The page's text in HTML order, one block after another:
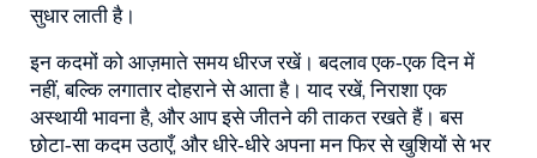
सुधार लाती है।
इन कदमों को आज़माते समय धीरज रखें। बदलाव एक‑एक दिन में
नहीं, बल्कि लगातार दोहराने से आता है। याद रखें, निराशा एक
अस्थायी भावना है, और आप इसे जीतने की ताकत रखते हैं। बस
छोटा‑सा कदम उठाएँ, और धीरे‑धीरे अपना मन फिर से खुशियों से भर